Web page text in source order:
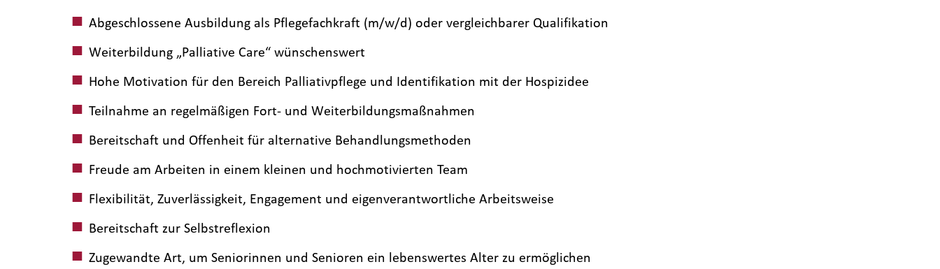
Abgeschlossene Ausbildung als Pflegefachkraft (m/w/d) oder vergleichbarer Qualifikation
Weiterbildung „Palliative Care“ wünschenswert
Hohe Motivation für den Bereich Palliativpflege und Identifikation mit der Hospizidee
Teilnahme an regelmäßigen Fort- und Weiterbildungsmaßnahmen
Bereitschaft und Offenheit für alternative Behandlungsmethoden
Freude am Arbeiten in einem kleinen und hochmotivierten Team
Flexibilität, Zuverlässigkeit, Engagement und eigenverantwortliche Arbeitsweise
Bereitschaft zur Selbstreflexion
Zugewandte Art, um Seniorinnen und Senioren ein lebenswertes Alter zu ermöglichen